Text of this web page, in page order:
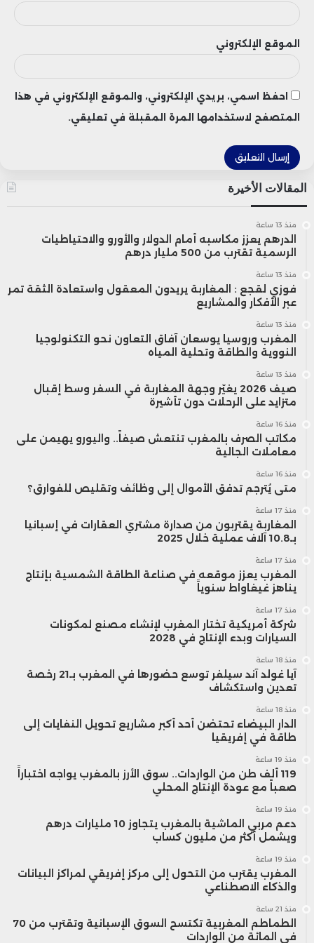
الحكومة ووزير الاقتصاد والمالية، ما يعكس
الحاجة الملحة إلى مدونة قانونية شاملة
للصفقات العمومية، من شأنها سد الثغرات
القانونية وتقليل الاختلالات التي تكلف ميزانية
الدولة خسائر بالمليارات سنوياً، وتساهم في
هدر المال العام، كما تؤثر على فعالية البرامج
والاستراتيجيات العمومية في مختلف
وأوضحت المصادر أن التدقيقات الحالية لا
تقتصر على الصفقات الجارية فقط، بل تمتد
“ممنوعون” تحت أسماء شركات أخرى، بعد
ورود إشعارات حول شبهات تزوير وثائق
استخدمت في صفقات أبرمتها هذه الشركات
مع مؤسسات ومقاولات عمومية.
الموقع الإلكتروني
احفظ اسمي، بريدي الإلكتروني، والموقع الإلكتروني في هذا
المتصفح لاستخدامها المرة المقبلة في تعليقي.
المقالات الأخيرة
منذ 13 ساعة
الدرهم يعزز مكاسبه أمام الدولار والأورو والاحتياطيات
الرسمية تقترب من 500 مليار درهم
منذ 13 ساعة
فوزي لقجع : المغاربة يريدون المعقول واستعادة الثقة تمر
عبر الأفكار والمشاريع
منذ 13 ساعة
المغرب وروسيا يوسعان آفاق التعاون نحو التكنولوجيا
النووية والطاقة وتحلية المياه
منذ 13 ساعة
صيف 2026 يغيّر وجهة المغاربة في السفر وسط إقبال
متزايد على الرحلات دون تأشيرة
منذ 16 ساعة
مكاتب الصرف بالمغرب تنتعش صيفاً.. واليورو يهيمن على
معاملات الجالية
منذ 16 ساعة
متى يُترجم تدفق الأموال إلى وظائف وتقليص للفوارق؟
منذ 17 ساعة
المغاربة يقتربون من صدارة مشتري العقارات في إسبانيا
بـ10.8 آلاف عملية خلال 2025
منذ 17 ساعة
المغرب يعزز موقعه في صناعة الطاقة الشمسية بإنتاج
يناهز غيغاواط سنوياً
منذ 17 ساعة
شركة أمريكية تختار المغرب لإنشاء مصنع لمكونات
السيارات وبدء الإنتاج في 2028
منذ 18 ساعة
آيا غولد آند سيلفر توسع حضورها في المغرب بـ21 رخصة
تعدين واستكشاف
منذ 18 ساعة
الدار البيضاء تحتضن أحد أكبر مشاريع تحويل النفايات إلى
طاقة في إفريقيا
منذ 19 ساعة
119 ألف طن من الواردات.. سوق الأرز بالمغرب يواجه اختباراً
صعباً مع عودة الإنتاج المحلي
منذ 19 ساعة
دعم مربي الماشية بالمغرب يتجاوز 10 مليارات درهم
ويشمل أكثر من مليون كساب
منذ 19 ساعة
المغرب يقترب من التحول إلى مركز إفريقي لمراكز البيانات
والذكاء الاصطناعي
منذ 21 ساعة
الطماطم المغربية تكتسح السوق الإسبانية وتقترب من 70
في المائة من الواردات